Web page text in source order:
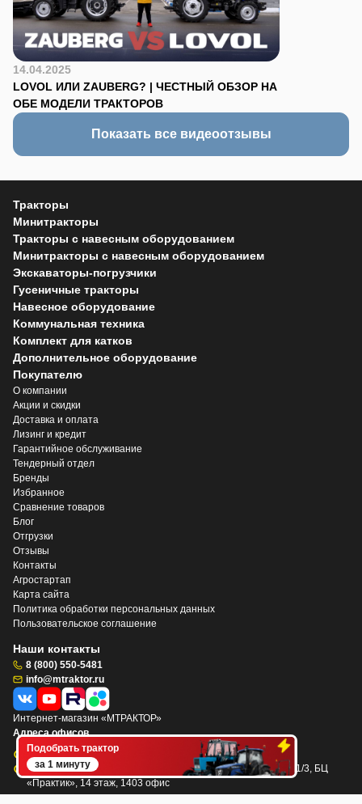
14.04.2025
LOVOL ИЛИ ZAUBERG? | ЧЕСТНЫЙ ОБЗОР НА
ОБЕ МОДЕЛИ ТРАКТОРОВ
Показать все видеоотзывы
Тракторы
Минитракторы
Тракторы с навесным оборудованием
Минитракторы с навесным оборудованием
Экскаваторы-погрузчики
Гусеничные тракторы
Навесное оборудование
Коммунальная техника
Комплект для катков
Дополнительное оборудование
Покупателю
О компании
Акции и скидки
Доставка и оплата
Лизинг и кредит
Гарантийное обслуживание
Тендерный отдел
Бренды
Избранное
Сравнение товаров
Блог
Отгрузки
Отзывы
Контакты
Агростартап
Карта сайта
Политика обработки персональных данных
Пользовательское соглашение
Наши контакты
8 (800) 550-5481
info@mtraktor.ru
Интернет-магазин «МТРАКТОР»
Адреса офисов
Кемеровская область, г. Кемерово, ул. Тухачевского, 40Б
Новосибирская область, г. Новосибирск, пр. Дзержинского 1/3, БЦ
«Практик», 14 этаж, 1403 офис
Подобрать трактор
за 1 минуту